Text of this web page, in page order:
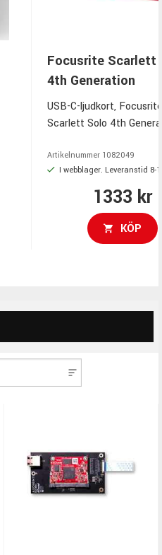
Focusrite Scarlett
4th Generation
USB-C-ljudkort, Focusrite
Scarlett Solo 4th
Hi-Z/lineingång, +69 dB
dB dynamiskt omfång,
bit/192 kHz, Auto Gain
Artikelnummer 1082049
I webblager. Leveranstid 8-
1333 kr
KÖP